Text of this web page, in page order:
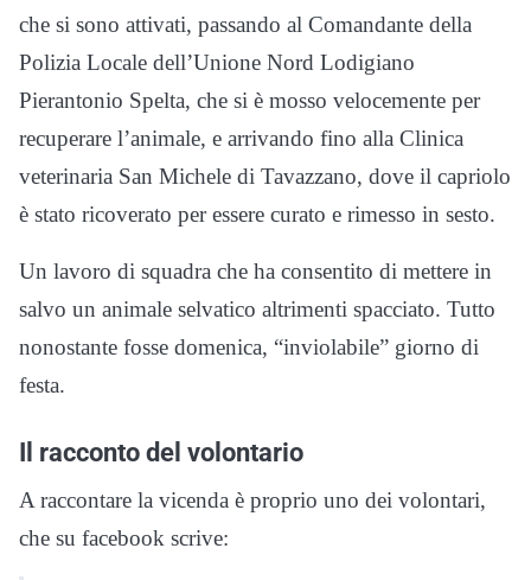
che si sono attivati, passando al Comandante della
Polizia Locale dell’Unione Nord Lodigiano
Pierantonio Spelta, che si è mosso velocemente per
recuperare l’animale, e arrivando fino alla Clinica
veterinaria San Michele di Tavazzano, dove il capriolo
è stato ricoverato per essere curato e rimesso in sesto.
Un lavoro di squadra che ha consentito di mettere in
salvo un animale selvatico altrimenti spacciato. Tutto
nonostante fosse domenica, “inviolabile” giorno di
festa.
Il racconto del volontario
A raccontare la vicenda è proprio uno dei volontari,
che su facebook scrive: